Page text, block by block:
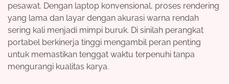
pesawat. Dengan laptop konvensional, proses rendering
yang lama dan layar dengan akurasi warna rendah
sering kali menjadi mimpi buruk. Di sinilah perangkat
portabel berkinerja tinggi mengambil peran penting
untuk memastikan tenggat waktu terpenuhi tanpa
mengurangi kualitas karya.